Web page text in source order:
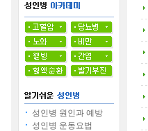
성인병 원인과 예방
성인병 운동요법